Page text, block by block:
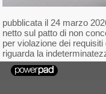
pubblicata il 24 marzo
netto sul patto di non
per violazione dei
riguarda la